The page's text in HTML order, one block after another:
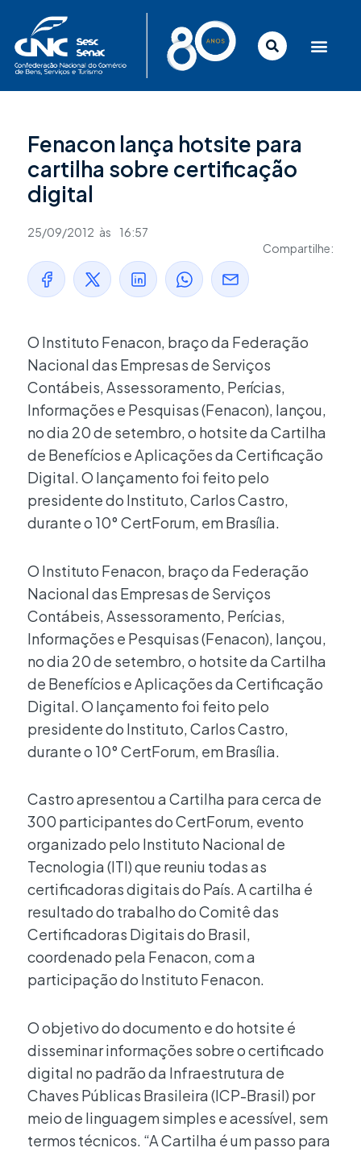
conteúdo
Fenacon lança hotsite para
cartilha sobre certificação
digital
25/09/2012 às
16:57
Compartilhe:
O Instituto Fenacon, braço da Federação
Nacional das Empresas de Serviços
Contábeis, Assessoramento, Perícias,
Informações e Pesquisas (Fenacon), lançou,
no dia 20 de setembro, o hotsite da Cartilha
de Benefícios e Aplicações da Certificação
Digital. O lançamento foi feito pelo
presidente do Instituto, Carlos Castro,
durante o 10° CertForum, em Brasília.
O Instituto Fenacon, braço da Federação
Nacional das Empresas de Serviços
Contábeis, Assessoramento, Perícias,
Informações e Pesquisas (Fenacon), lançou,
no dia 20 de setembro, o hotsite da Cartilha
de Benefícios e Aplicações da Certificação
Digital. O lançamento foi feito pelo
presidente do Instituto, Carlos Castro,
durante o 10° CertForum, em Brasília.
Castro apresentou a Cartilha para cerca de
300 participantes do CertForum, evento
organizado pelo Instituto Nacional de
Tecnologia (ITI) que reuniu todas as
certificadoras digitais do País. A cartilha é
resultado do trabalho do Comitê das
Certificadoras Digitais do Brasil,
coordenado pela Fenacon, com a
participação do Instituto Fenacon.
O objetivo do documento e do hotsite é
disseminar informações sobre o certificado
digital no padrão da Infraestrutura de
Chaves Públicas Brasileira (ICP-Brasil) por
meio de linguagem simples e acessível, sem
termos técnicos. “A Cartilha é um passo para